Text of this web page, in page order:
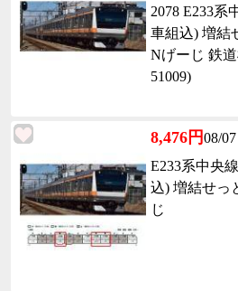
2078 E233系
車組込) 増結
Nげーじ 鉄
51009)
8,476円08/
E233系中央
込) 増結せっ
じ